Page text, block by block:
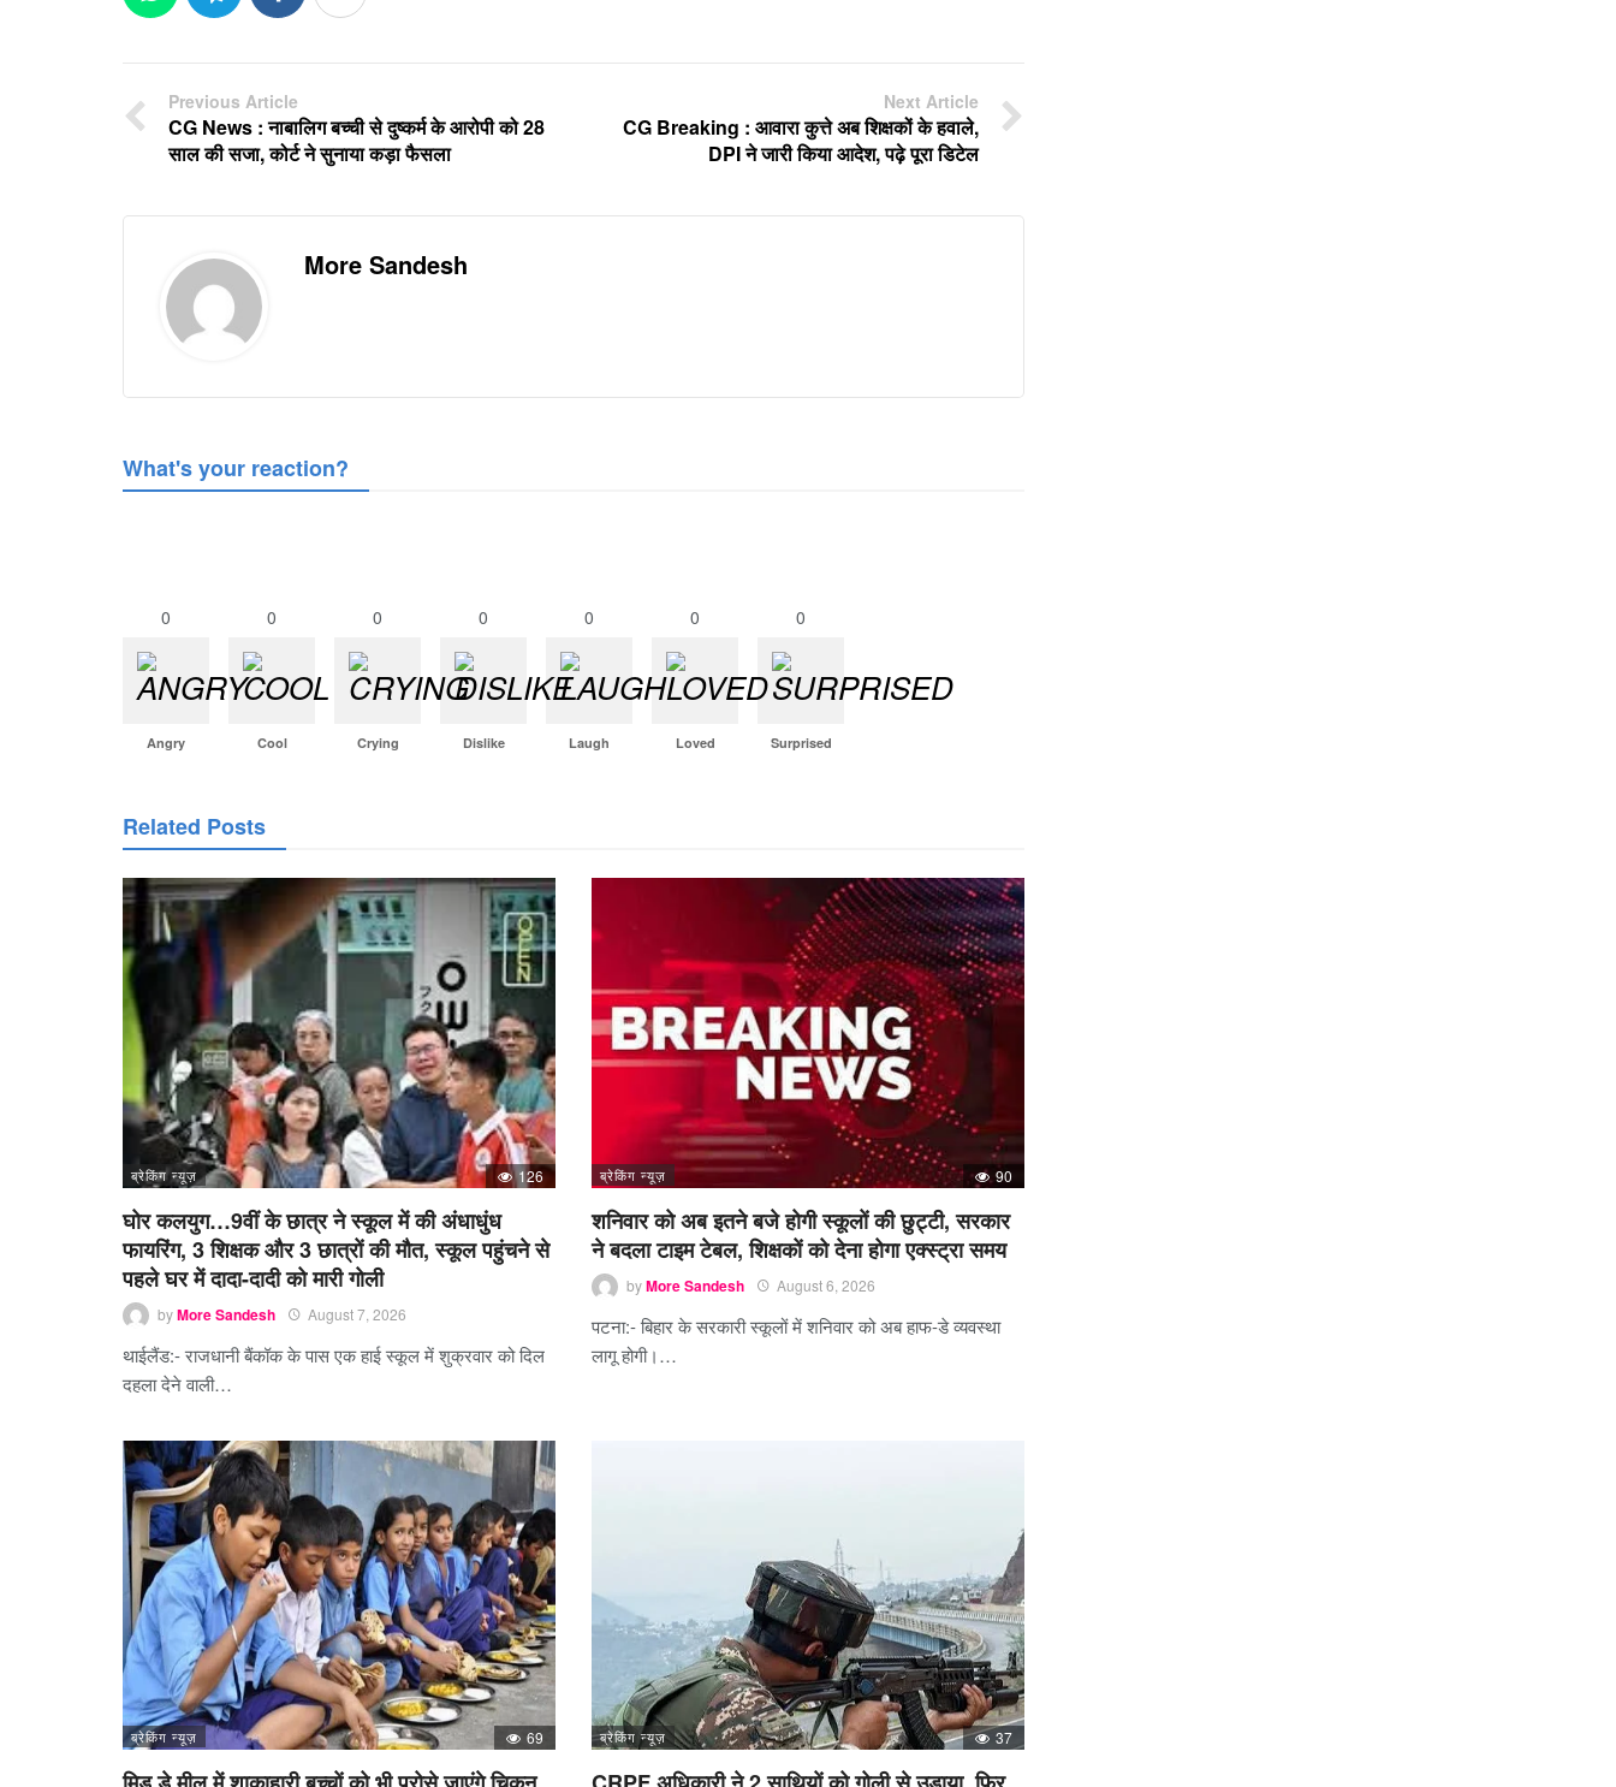
Previous Article
CG News : नाबालिग बच्ची से दुष्कर्म के आरोपी को 28
साल की सजा, कोर्ट ने सुनाया कड़ा फैसला
Next Article
CG Breaking : आवारा कुत्ते अब शिक्षकों के हवाले,
DPI ने जारी किया आदेश, पढ़े पूरा डिटेल
More Sandesh
What's your reaction?
0
Angry
0
Cool
0
Crying
0
Dislike
0
Laugh
0
Loved
0
Surprised
Related Posts
ब्रेकिंग न्यूज़ 126
घोर कलयुग…9वीं के छात्र ने स्कूल में की अंधाधुंध
फायरिंग, 3 शिक्षक और 3 छात्रों की मौत, स्कूल पहुंचने से
पहले घर में दादा-दादी को मारी गोली
byMore Sandesh August 7, 2026
थाईलैंड:- राजधानी बैंकॉक के पास एक हाई स्कूल में शुक्रवार को दिल
दहला देने वाली…
ब्रेकिंग न्यूज़ 90
शनिवार को अब इतने बजे होगी स्कूलों की छुट्टी, सरकार
ने बदला टाइम टेबल, शिक्षकों को देना होगा एक्स्ट्रा समय
byMore Sandesh August 6, 2026
पटना:- बिहार के सरकारी स्कूलों में शनिवार को अब हाफ-डे व्यवस्था
लागू होगी।…
ब्रेकिंग न्यूज़ 69 ब्रेकिंग न्यूज़ 37